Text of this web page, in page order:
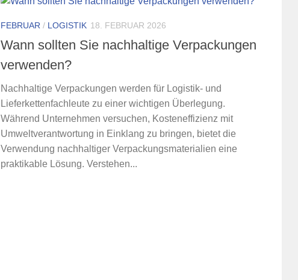
FEBRUAR / LOGISTIK 18. FEBRUAR 2026
Wann sollten Sie nachhaltige Verpackungen
verwenden?
Nachhaltige Verpackungen werden für Logistik- und
Lieferkettenfachleute zu einer wichtigen Überlegung.
Während Unternehmen versuchen, Kosteneffizienz mit
Umweltverantwortung in Einklang zu bringen, bietet die
Verwendung nachhaltiger Verpackungsmaterialien eine
praktikable Lösung. Verstehen...